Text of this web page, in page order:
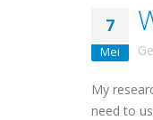
7
Mei
My
need to